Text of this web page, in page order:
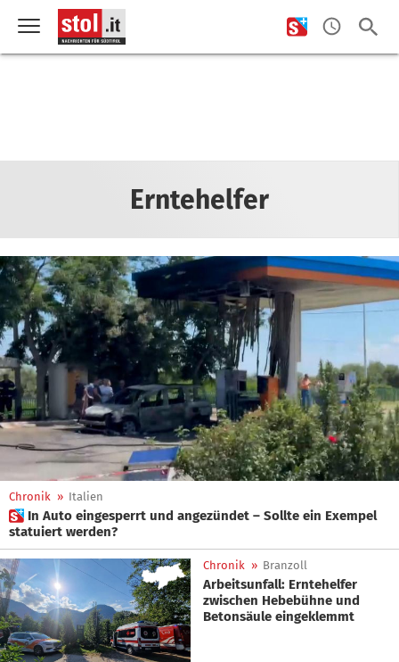
Erntehelfer
Chronik » Italien
 In Auto eingesperrt und angezündet – Sollte ein Exempel
statuiert werden?
Chronik » Branzoll
Arbeitsunfall: Erntehelfer
zwischen Hebebühne und
Betonsäule eingeklemmt